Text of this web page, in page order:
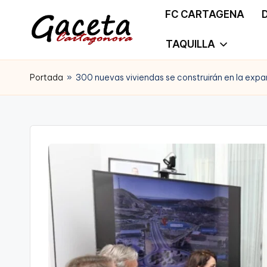
Saltar
al
G
a
e
Gaceta
Cartagonova,
que
informa
FC CARTAGENA
TAQUILLA
Portada » 300 nuevas viviendas se construirán en la